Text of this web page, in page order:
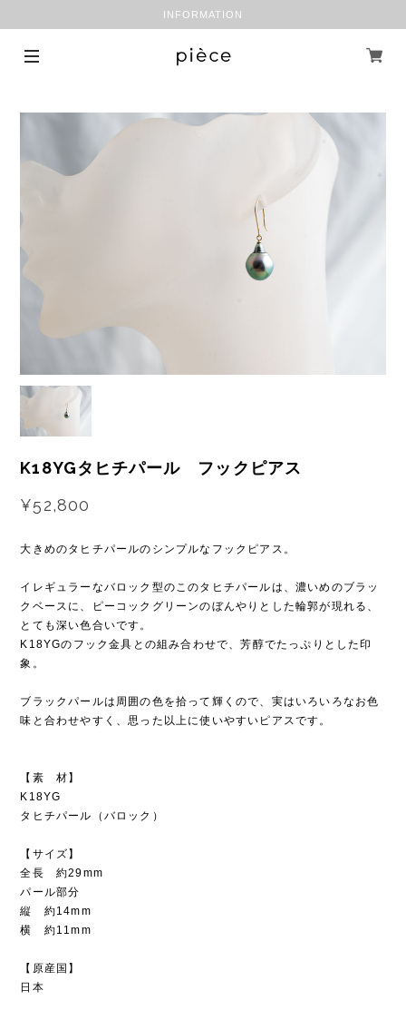
INFORMATION
K18YGタヒチパール フックピアス
¥52,800
大きめのタヒチパールのシンプルなフックピアス。
イレギュラーなバロック型のこのタヒチパールは、濃いめのブラッ
クベースに、ピーコックグリーンのぼんやりとした輪郭が現れる、
とても深い色合いです。
K18YGのフック金具との組み合わせで、芳醇でたっぷりとした印
象。
ブラックパールは周囲の色を拾って輝くので、実はいろいろなお色
味と合わせやすく、思った以上に使いやすいピアスです。
【素 材】
K18YG
タヒチパール（バロック）
【サイズ】
全長 約29mm
パール部分
縦 約14mm
横 約11mm
【原産国】
日本